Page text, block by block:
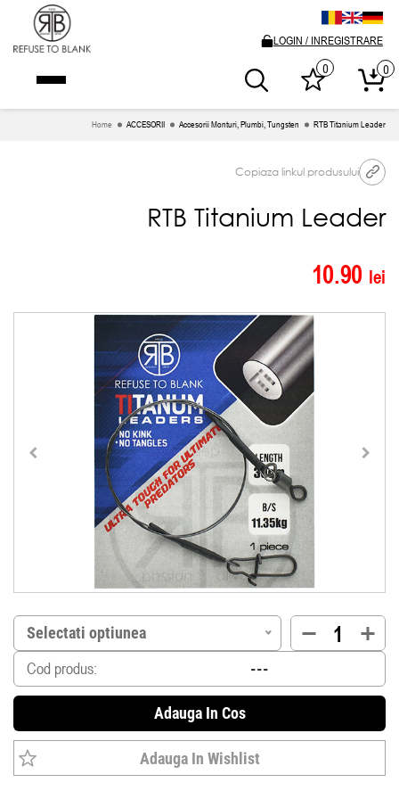
0
0
LOGIN / INREGISTRARE
Home ACCESORII Accesorii Monturi, Plumbi, Tungsten RTB Titanium Leader
Copiaza linkul produsului
RTB Titanium Leader
10.90 lei
Selectati optiunea
Cod produs:
Adauga In Cos
Adauga In Wishlist